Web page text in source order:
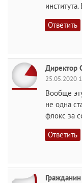
Ответить
Директор
25.05.2020
Вообще
не одна
флокс за
Ответить
Гражданин